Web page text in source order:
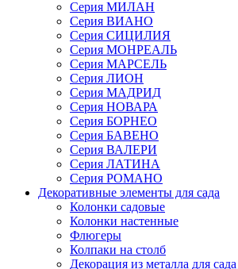
Серия МИЛАН
Серия ВИАНО
Серия СИЦИЛИЯ
Серия МОНРЕАЛЬ
Серия МАРСЕЛЬ
Серия ЛИОН
Серия МАДРИД
Серия НОВАРА
Серия БОРНЕО
Серия БАВЕНО
Серия ВАЛЕРИ
Серия ЛАТИНА
Серия РОМАНО
Декоративные элементы для сада
Колонки садовые
Колонки настенные
Флюгеры
Колпаки на столб
Декорация из металла для